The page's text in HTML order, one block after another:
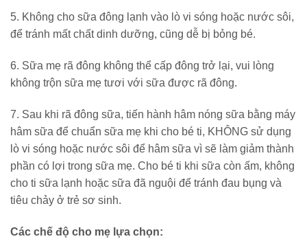
5. Không cho sữa đông lạnh vào lò vi sóng hoặc nước sôi,
để tránh mất chất dinh dưỡng, cũng dễ bị bỏng bé.
6. Sữa mẹ rã đông không thể cấp đông trở lại, vui lòng
không trộn sữa mẹ tươi với sữa được rã đông.
7. Sau khi rã đông sữa, tiến hành hâm nóng sữa bằng máy
hâm sữa để chuẩn sữa mẹ khi cho bé ti, KHÔNG sử dụng
lò vi sóng hoặc nước sôi để hâm sữa vì sẽ làm giảm thành
phần có lợi trong sữa mẹ. Cho bé ti khi sữa còn ấm, không
cho ti sữa lạnh hoặc sữa đã nguội để tránh đau bụng và
tiêu chảy ở trẻ sơ sinh.
Các chế độ cho mẹ lựa chọn: